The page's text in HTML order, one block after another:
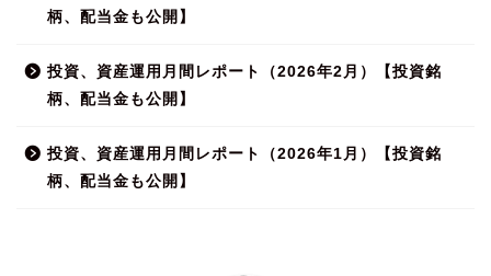
柄、配当金も公開】
投資、資産運用月間レポート（2026年2月）【投資銘
柄、配当金も公開】
投資、資産運用月間レポート（2026年1月）【投資銘
柄、配当金も公開】